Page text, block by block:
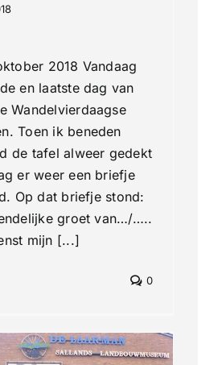
2018 Vandaag
en laatste dag van
Wandelvierdaagse
Toen ik beneden
de tafel alweer gedekt
er weer een briefje
Op dat briefje stond:
groet van…/…..
mijn [...]
0